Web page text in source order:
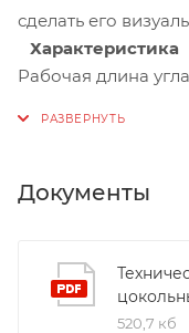
сделать его
Характеристика
Рабочая длина угла
Документы
520,7 кб